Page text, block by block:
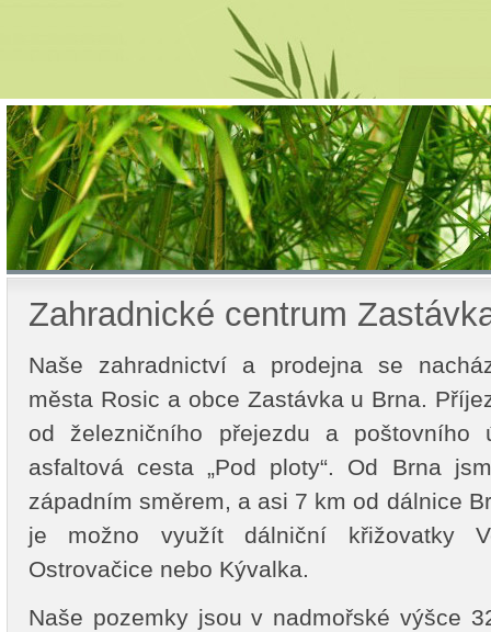
Zahradnické centrum
Naše zahradnictví a prodejna se
města Rosic a obce Zastávka u Brna.
od železničního přejezdu a poštovního
asfaltová cesta „Pod ploty“. Od Brna
západním směrem, a asi 7 km od dálnice
je možno využít dálniční křižovatky
Ostrovačice nebo Kývalka.
Naše pozemky jsou v nadmořské výšce